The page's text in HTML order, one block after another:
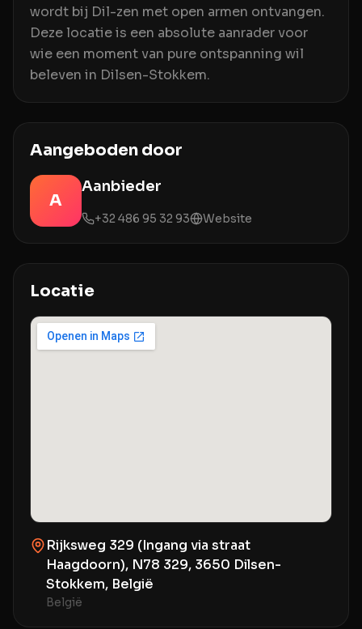
wordt bij Dil-zen met open armen ontvangen.
Deze locatie is een absolute aanrader voor
wie een moment van pure ontspanning wil
beleven in Dilsen-Stokkem.
Aangeboden door
A
Aanbieder
+32 486 95 32 93 Website
Locatie
Rijksweg 329 (Ingang via straat
Haagdoorn), N78 329, 3650 Dilsen-
Stokkem, België
België